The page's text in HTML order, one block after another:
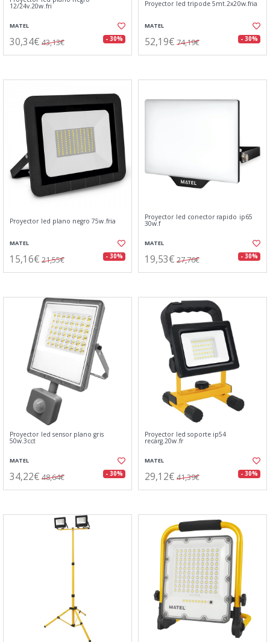
12/24v.20w.fri
MATEL
30,34€ 43,13€ - 30%
Proyector led tripode 5mt.2x20w.fria
MATEL
52,19€ 74,19€ - 30%
Proyector led plano negro 75w.fria
MATEL
15,16€ 21,55€ - 30%
Proyector led conector rapido ip65
30w.f
MATEL
19,53€ 27,76€ - 30%
Proyector led sensor plano gris
50w.3cct
MATEL
34,22€ 48,64€ - 30%
Proyector led soporte ip54
recarg.20w.fr
MATEL
29,12€ 41,39€ - 30%